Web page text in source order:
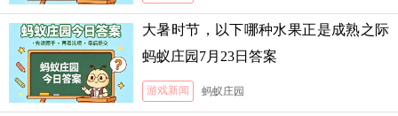
大暑时节，以下哪种水果正是成熟之际
蚂蚁庄园7月23日答案
游戏新闻 蚂蚁庄园